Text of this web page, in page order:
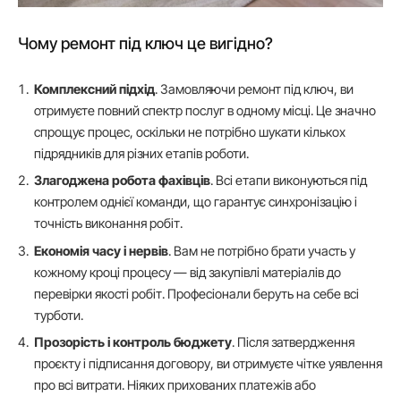
Чому ремонт під ключ це вигідно?
Комплексний підхід. Замовляючи ремонт під ключ, ви
отримуєте повний спектр послуг в одному місці. Це значно
спрощує процес, оскільки не потрібно шукати кількох
підрядників для різних етапів роботи.
Злагоджена робота фахівців. Всі етапи виконуються під
контролем однієї команди, що гарантує синхронізацію і
точність виконання робіт.
Економія часу і нервів. Вам не потрібно брати участь у
кожному кроці процесу — від закупівлі матеріалів до
перевірки якості робіт. Професіонали беруть на себе всі
турботи.
Прозорість і контроль бюджету. Після затвердження
проєкту і підписання договору, ви отримуєте чітке уявлення
про всі витрати. Ніяких прихованих платежів або